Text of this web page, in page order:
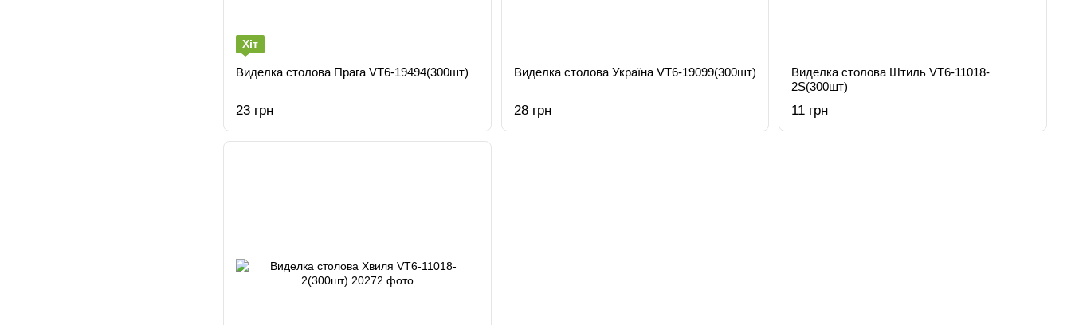
Хіт
Виделка столова Прага VT6-19494(300шт)
23 грн
Виделка столова Україна VT6-19099(300шт)
28 грн
Виделка столова Штиль VT6-11018-
2S(300шт)
11 грн